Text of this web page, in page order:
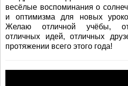
весёлые воспоминания о
и оптимизма для новых
Желаю отличной учёбы,
отличных идей, отличных
протяжении всего этого года!